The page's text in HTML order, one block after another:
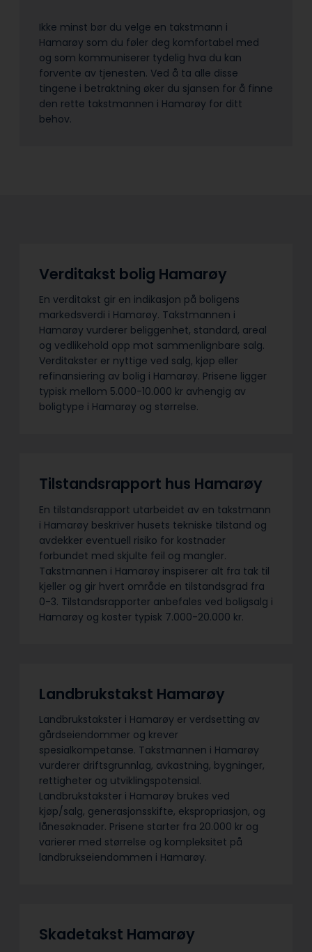
Ikke minst bør du velge en takstmann i
Hamarøy som du føler deg komfortabel med
og som kommuniserer tydelig hva du kan
forvente av tjenesten. Ved å ta alle disse
tingene i betraktning øker du sjansen for å finne
den rette takstmannen i Hamarøy for ditt
behov.
Verditakst bolig Hamarøy
En verditakst gir en indikasjon på boligens
markedsverdi i Hamarøy. Takstmannen i
Hamarøy vurderer beliggenhet, standard, areal
og vedlikehold opp mot sammenlignbare salg.
Verditakster er nyttige ved salg, kjøp eller
refinansiering av bolig i Hamarøy. Prisene ligger
typisk mellom 5.000-10.000 kr avhengig av
boligtype i Hamarøy og størrelse.
Tilstandsrapport hus Hamarøy
En tilstandsrapport utarbeidet av en takstmann
i Hamarøy beskriver husets tekniske tilstand og
avdekker eventuell risiko for kostnader
forbundet med skjulte feil og mangler.
Takstmannen i Hamarøy inspiserer alt fra tak til
kjeller og gir hvert område en tilstandsgrad fra
0-3. Tilstandsrapporter anbefales ved boligsalg i
Hamarøy og koster typisk 7.000-20.000 kr.
Landbrukstakst Hamarøy
Landbrukstakster i Hamarøy er verdsetting av
gårdseiendommer og krever
spesialkompetanse. Takstmannen i Hamarøy
vurderer driftsgrunnlag, avkastning, bygninger,
rettigheter og utviklingspotensial.
Landbrukstakster i Hamarøy brukes ved
kjøp/salg, generasjonsskifte, ekspropriasjon, og
lånesøknader. Prisene starter fra 20.000 kr og
varierer med størrelse og kompleksitet på
landbrukseiendommen i Hamarøy.
Skadetakst Hamarøy